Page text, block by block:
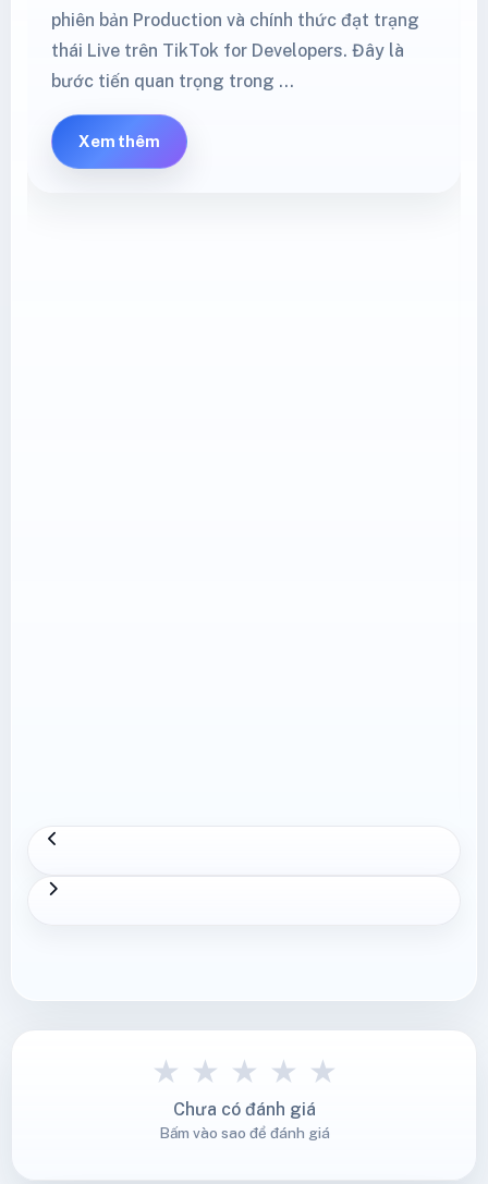
phiên bản Production và chính thức đạt trạng
thái Live trên TikTok for Developers. Đây là
bước tiến quan trọng trong …
Xem thêm
★ ★ ★ ★ ★
Chưa có đánh giá
Bấm vào sao để đánh giá